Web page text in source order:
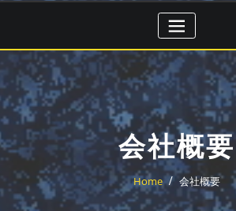
会社概要
Home 会社概要